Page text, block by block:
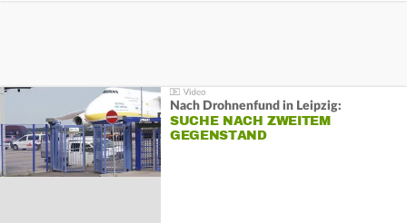
Nach Drohnenfund in Leipzig:
SUCHE NACH ZWEITEM
GEGENSTAND